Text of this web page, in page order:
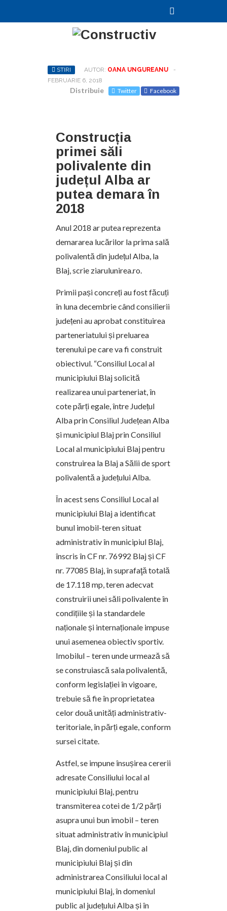
STIRI AUTOR: OANA UNGUREANU
-
FEBRUARIE 6, 2018
Distribuie Twitter Facebook
Construcția
primei săli
polivalente din
județul Alba ar
putea demara în
2018
Anul 2018 ar putea reprezenta
demararea lucărilor la prima sală
polivalentă din județul Alba, la
Blaj, scrie ziarulunirea.ro.
Primii pași concreți au fost făcuți
în luna decembrie când consilierii
județeni au aprobat constituirea
parteneriatului și preluarea
terenului pe care va fi construit
obiectivul. “Consiliul Local al
municipiului Blaj solicită
realizarea unui parteneriat, în
cote părți egale, între Județul
Alba prin Consiliul Județean Alba
și municipiul Blaj prin Consiliul
Local al municipiului Blaj pentru
construirea la Blaj a Sălii de sport
polivalentă a județului Alba.
În acest sens Consiliul Local al
municipiului Blaj a identificat
bunul imobil-teren situat
administrativ în municipiul Blaj,
înscris în CF nr. 76992 Blaj și CF
nr. 77085 Blaj, în suprafaţă totală
de 17.118 mp, teren adecvat
construirii unei săli polivalente în
condițiile și la standardele
naționale și internaționale impuse
unui asemenea obiectiv sportiv.
Imobilul – teren unde urmează să
se construiască sala polivalentă,
conform legislației în vigoare,
trebuie să fie în proprietatea
celor două unități administrativ-
teritoriale, în părți egale, conform
sursei citate.
Astfel, se impune însușirea cererii
adresate Consiliului local al
municipiului Blaj, pentru
transmiterea cotei de 1/2 părți
asupra unui bun imobil – teren
situat administrativ în municipiul
Blaj, din domeniul public al
municipiului Blaj și din
administrarea Consiliului local al
municipiului Blaj, în domeniul
public al județului Alba și în